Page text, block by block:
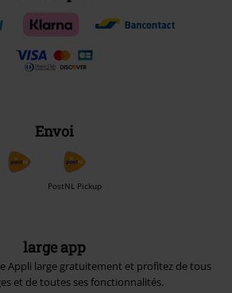
Envoi
PostNL Pickup
large app
Appli large gratuitement et profitez de tous
et de toutes ses fonctionnalités.